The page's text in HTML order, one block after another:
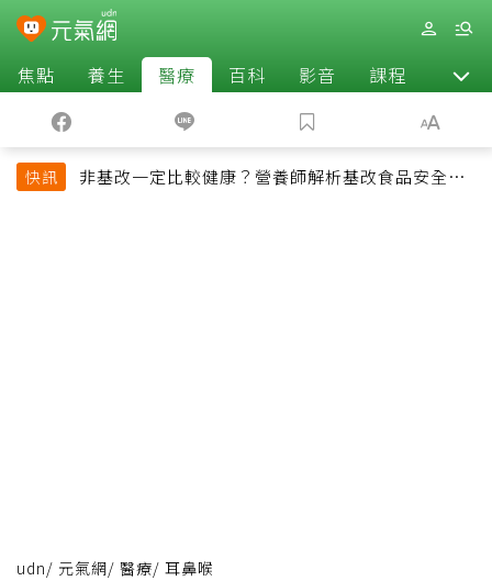
焦點 養生 醫療 百科 影音 課程 退休
快訊
非基改一定比較健康？營養師解析基改食品安全性
udn/ 元氣網/ 醫療/ 耳鼻喉